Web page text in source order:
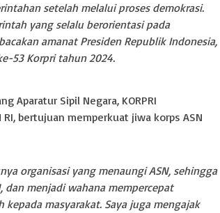
setelah melalui proses demokrasi.
yang selalu berorientasi pada
amanat Presiden Republik Indonesia,
53 Korpri tahun 2024.
Aparatur Sipil Negara, KORPRI
bertujuan memperkuat jiwa korps ASN
organisasi yang menaungi ASN, sehingga
dan menjadi wahana mempercepat
masyarakat. Saya juga mengajak